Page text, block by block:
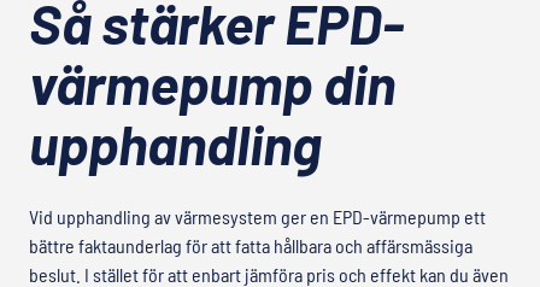
Så stärker EPD-
värmepump din
upphandling
Vid upphandling av värmesystem ger en EPD-värmepump ett
bättre faktaunderlag för att fatta hållbara och affärsmässiga
beslut. I stället för att enbart jämföra pris och effekt kan du även